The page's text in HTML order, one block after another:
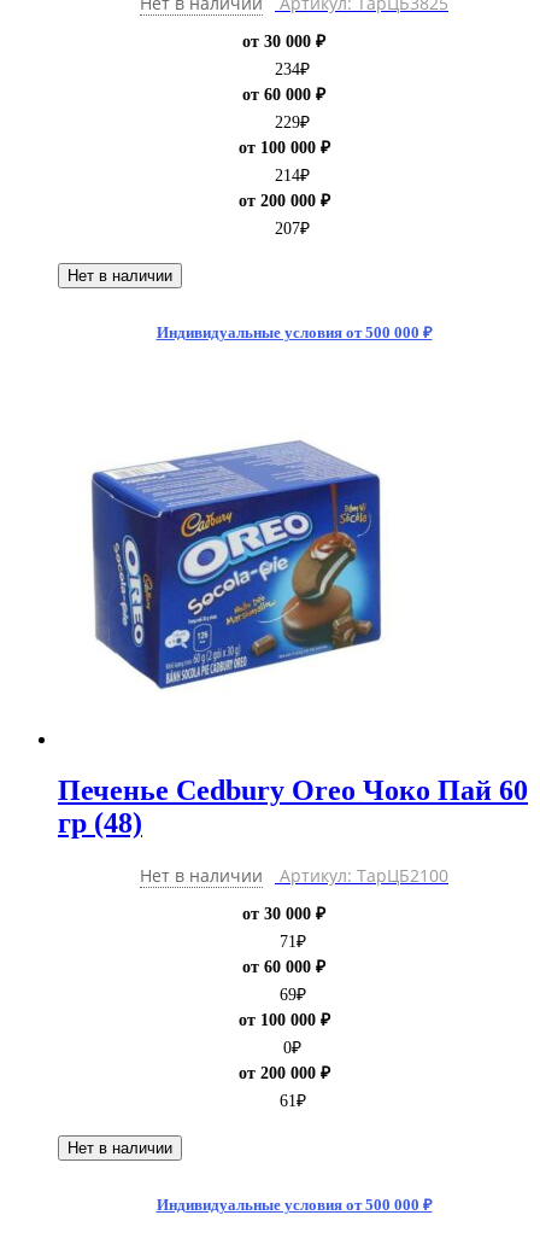
от 30 000 ₽
234₽
от 60 000 ₽
229₽
от 100 000 ₽
214₽
от 200 000 ₽
207₽
Нет в наличии
Индивидуальные условия от 500 000 ₽
Печенье Cedbury Oreo Чоко Пай 60
гр (48)
Нет в наличии Артикул: ТарЦБ2100
от 30 000 ₽
71 ₽
от 60 000 ₽
69₽
от 100 000 ₽
0₽
от 200 000 ₽
61 ₽
Нет в наличии
Индивидуальные условия от 500 000 ₽